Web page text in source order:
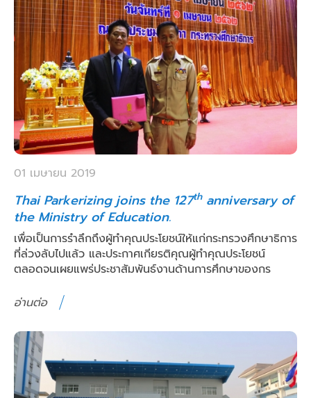
01 เมษายน 2019
Thai Parkerizing joins the 127thanniversary of
the Ministry of Education.
เพื่อเป็นการรำลึกถึงผู้ทำคุณประโยชน์ให้แก่กระทรวงศึกษาธิการ
ที่ล่วงลับไปแล้ว และประกาศเกียรติคุณผู้ทำคุณประโยชน์
ตลอดจนเผยแพร่ประชาสัมพันธ์งานด้านการศึกษาของกร
อ่านต่อ